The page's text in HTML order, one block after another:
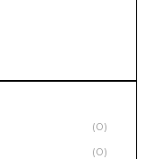
(0)
(0)